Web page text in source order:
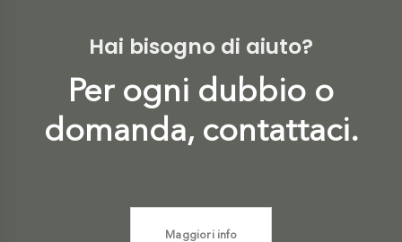
Hai bisogno di aiuto?
Per ogni dubbio o
domanda, contattaci.
Maggiori info